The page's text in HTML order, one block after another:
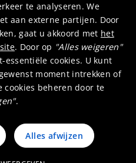
hart en nieren
te analyseren. We
aan externe partijen. Door
gaat u akkoord met het
. Door op "Alles weigeren"
cookies. U kunt
moment intrekken of
cookies beheren door te
.
Alles afwijzen